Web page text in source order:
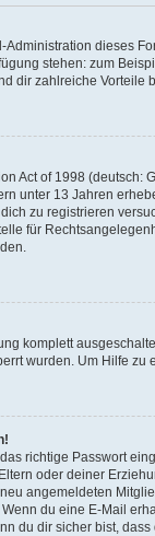
dieses
stehen: zum
dir zahlreiche Vorteile
Act of 1998
unter 13 Jahren
zu registrieren
für
komplett
wurden. Um Hilfe
richtige Passwort
oder deiner
angemeldeten
du eine E-Mail
du dir sicher bist,